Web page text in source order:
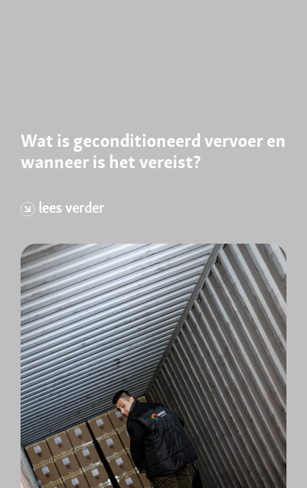
Wat is geconditioneerd vervoer en
wanneer is het vereist?
lees verder